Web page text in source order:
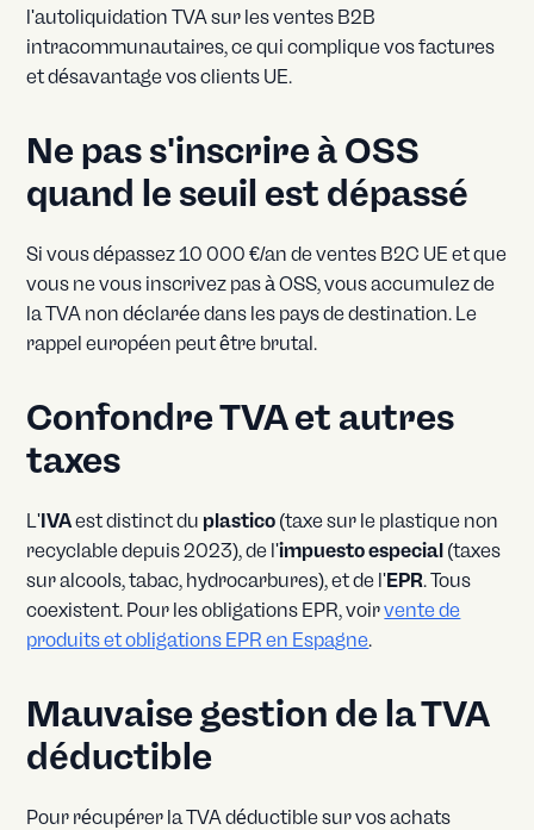
l'autoliquidation TVA sur les ventes B2B
intracommunautaires, ce qui complique vos factures
et désavantage vos clients UE.
Ne pas s'inscrire à OSS
quand le seuil est dépassé
Si vous dépassez 10 000 €/an de ventes B2C UE et que
vous ne vous inscrivez pas à OSS, vous accumulez de
la TVA non déclarée dans les pays de destination. Le
rappel européen peut être brutal.
Confondre TVA et autres
taxes
L'IVAest distinct du plastico (taxe sur le plastique non
recyclable depuis 2023), de l'impuesto especial (taxes
sur alcools, tabac, hydrocarbures), et de l'EPR. Tous
coexistent. Pour les obligations EPR, voirvente de
produits et obligations EPR en Espagne.
Mauvaise gestion de la TVA
déductible
Pour récupérer la TVA déductible sur vos achats